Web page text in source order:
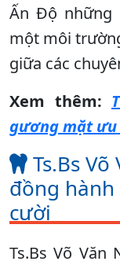
Ấn Độ những
một môi
giữa các
Xem thêm:
gương mặt ưu
Ts.Bs
đồng
cười
Ts.Bs Võ Văn